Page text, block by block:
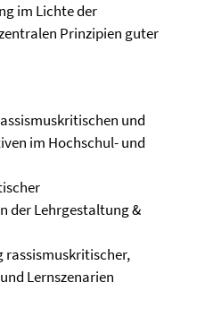
im Lichte der
Prinzipien guter
und
im Hochschul- und
der Lehrgestaltung &
rassismuskritischer,
Lernszenarien